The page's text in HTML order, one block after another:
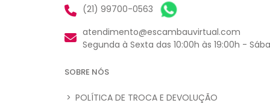
(21) 99700-0563
atendimento@escambauvirtual.com
Segunda à Sexta das 10:00h às 19:00h -
SOBRE NÓS
> POLÍTICA DE TROCA E DEVOLUÇÃO